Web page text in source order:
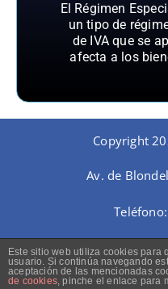
El Régimen
un tipo de
de IVA que se
afecta a los
Copyright
Av. de
Este sitio web utiliza cookies para
usuario. Si continúa navegando
aceptación de las mencionadas
de cookies, pinche el enlace para